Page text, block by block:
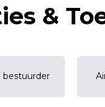
&
bestuurder